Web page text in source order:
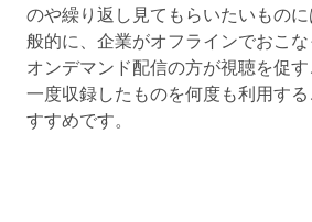
のや繰り返し見てもらいたいもの
般的に、企業がオフラインでおこ
オンデマンド配信の方が視聴を促す
一度収録したものを何度も利用す
すすめです。